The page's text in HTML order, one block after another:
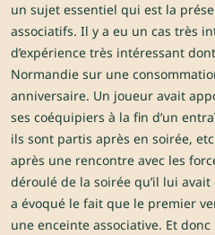
un sujet essentiel qui est la
associatifs. Il y a eu un cas très
d’expérience très intéressant
Normandie sur une
anniversaire. Un joueur avait
ses coéquipiers à la fin d’un
ils sont partis après en soirée,
après une rencontre avec les
déroulé de la soirée qu’il lui
a évoqué le fait que le premier
une enceinte associative. Et